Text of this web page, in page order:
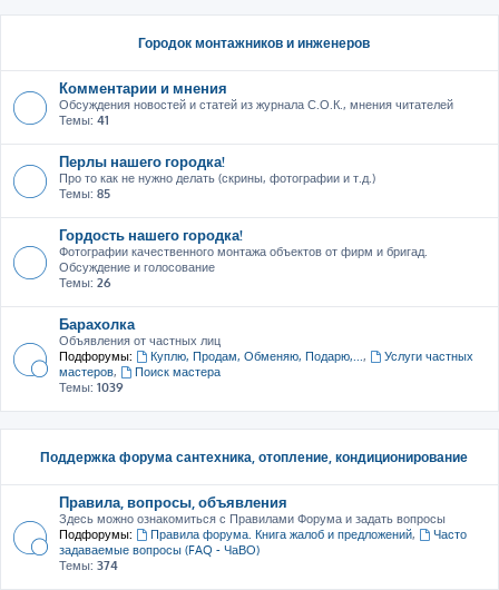
Городок монтажников и инженеров
Комментарии и мнения
Обсуждения новостей и статей из журнала С.О.К., мнения читателей
Темы: 41
Перлы нашего городка!
Про то как не нужно делать (скрины, фотографии и т.д.)
Темы: 85
Гордость нашего городка!
Фотографии качественного монтажа объектов от фирм и бригад.
Обсуждение и голосование
Темы: 26
Барахолка
Объявления от частных лиц
Подфорумы:
Куплю, Продам, Обменяю, Подарю,...,
Услуги частных
мастеров,
Поиск мастера
Темы: 1039
Поддержка форума сантехника, отопление, кондиционирование
Правила, вопросы, объявления
Здесь можно ознакомиться с Правилами Форума и задать вопросы
Подфорумы:
Правила форума. Книга жалоб и предложений,
Часто
задаваемые вопросы (FAQ - ЧаВО)
Темы: 374